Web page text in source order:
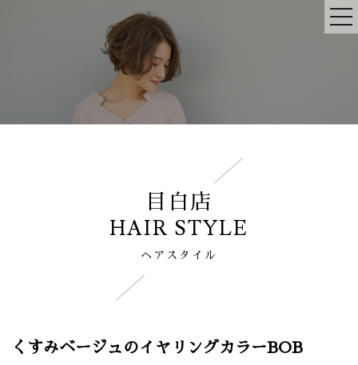
目白店
HAIR STYLE
ヘアスタイル
くすみベージュのイヤリングカラーBOB